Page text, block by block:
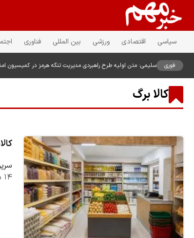
سیاسی اقتصادی ورزشی بین المللی فناوری
فوری سلیمی: متن اولیه طرح راهبردی مدیریت تنگه هرمز در کمیسیون
کالا برگ
کالابرگ
۱۴ مرداد ۱۴۰۵